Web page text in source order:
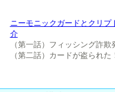
ニーモニックガードとクリプ
介
（第一話）フィッシング詐
（第二話）カードが盗られ